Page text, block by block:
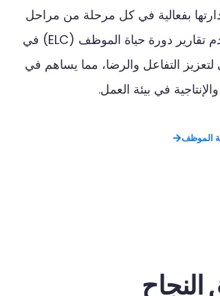
بفعالية في كل مرحلة من مراحل
تقارير دورة حياة الموظف (ELC)
في
لتعزيز التفاعل والرضا، مما يساهم في
والإنتاجية في بيئة العمل.
الموظف
النجاح